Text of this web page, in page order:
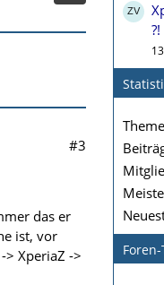
#3
das er
ist, vor
XperiaZ ->
?!